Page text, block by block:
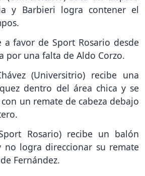
y Barbieri logra contener el
favor de Sport Rosario desde
por una falta de Aldo Corzo.
(Universitrio) recibe una
dentro del área chica y se
un remate de cabeza debajo
Rosario) recibe un balón
logra direccionar su remate
Fernández.